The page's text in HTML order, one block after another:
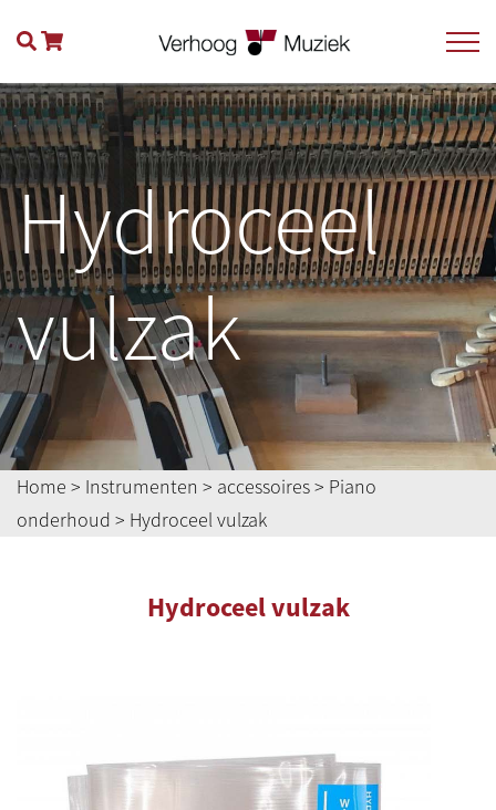
Hydroceel
vulzak
Home > Instrumenten > accessoires> Piano
onderhoud > Hydroceel vulzak
Hydroceel vulzak